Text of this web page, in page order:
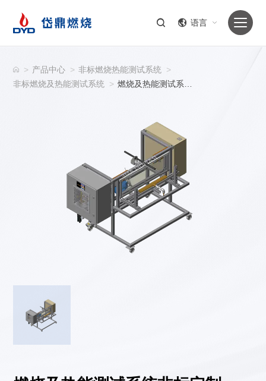
语言
> 产品中心 > 非标燃烧热能测试系统
>
非标燃烧及热能测试系统
>